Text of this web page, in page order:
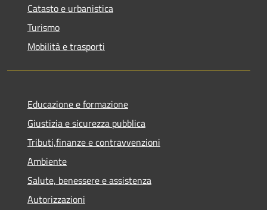
Catasto e urbanistica
Turismo
Mobilità e trasporti
Educazione e formazione
Giustizia e sicurezza pubblica
Tributi,finanze e contravvenzioni
Ambiente
Salute, benessere e assistenza
Autorizzazioni